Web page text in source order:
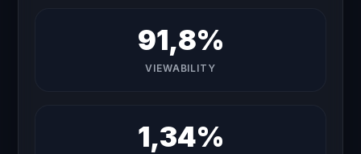
91,8%
VIEWABILITY
1,34%